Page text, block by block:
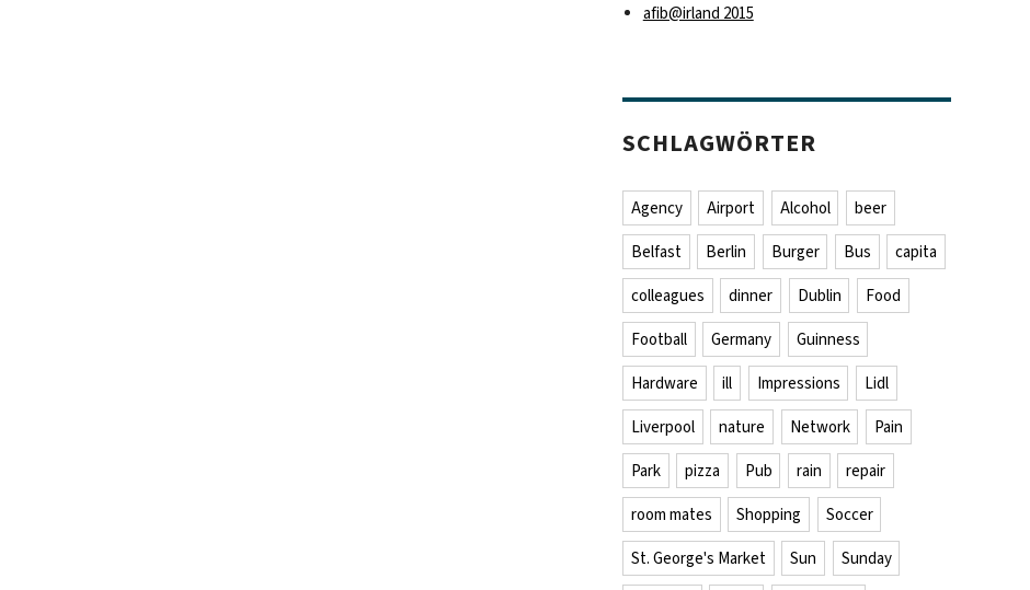
afib@irland 2015
SCHLAGWÖRTER
Agency Airport Alcohol beer
Belfast Berlin Burger Bus capita
colleagues dinner Dublin Food
Football Germany Guinness
Hardware ill Impressions Lidl
Liverpool nature Network Pain
Park pizza Pub rain repair
room mates Shopping Soccer
St. George's Market Sun Sunday